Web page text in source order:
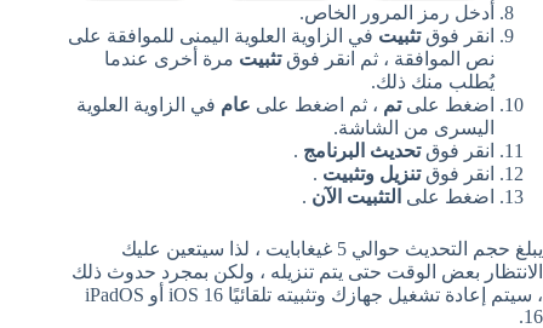
أدخل رمز المرور الخاص.
انقر فوقتثبيت في الزاوية العلوية اليمنى للموافقة على
نص الموافقة ، ثم انقر فوقتثبيت مرة أخرى عندما
يُطلب منك ذلك.
اضغط علىتم ، ثم اضغط على عام في الزاوية العلوية
اليسرى من الشاشة.
انقر فوقتحديث البرنامج .
انقر فوقتنزيل وتثبيت .
اضغط على التثبيت الآن .
يبلغ حجم التحديث حوالي 5 غيغابايت ، لذا سيتعين عليك
الانتظار بعض الوقت حتى يتم تنزيله ، ولكن بمجرد حدوث ذلك
، سيتم إعادة تشغيل جهازك وتثبيته تلقائيًا ‌iOS 16‌ أو iPadOS
16.